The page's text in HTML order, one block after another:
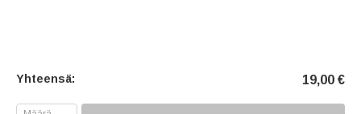
Yhteensä: 19,00 €